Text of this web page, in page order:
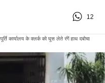
12
कार्यालय के क्लर्क को घूस लेते रंगें हाथ दबोचा